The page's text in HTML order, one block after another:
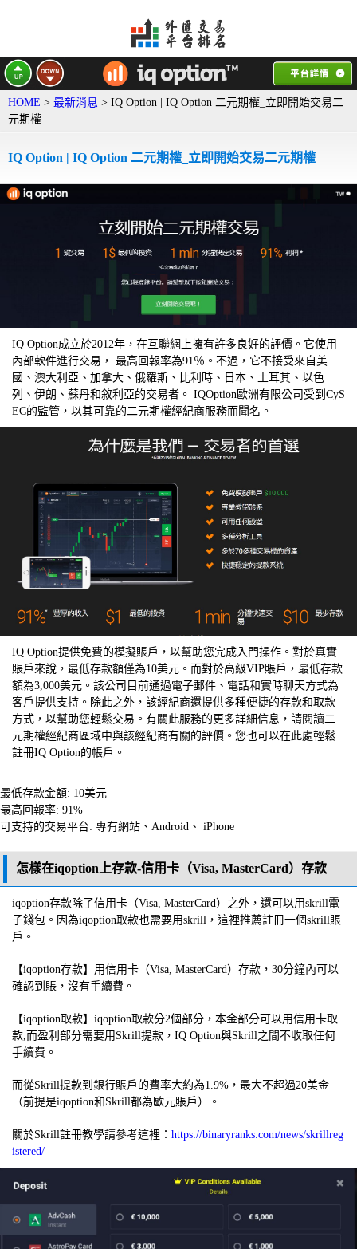
HOME > 最新消息 > IQ Option | IQ Option 二元期權_立即開始交易二
元期權
IQ Option | IQ Option 二元期權_立即開始交易二元期權
IQ Option成立於2012年，在互聯網上擁有許多良好的評價。它使用
內部軟件進行交易， 最高回報率為91％。不過，它不接受來自美
國、澳大利亞、加拿大、俄羅斯、比利時、日本、土耳其、以色
列、伊朗、蘇丹和敘利亞的交易者。 IQOption歐洲有限公司受到CyS
EC的監管，以其可靠的二元期權經紀商服務而聞名。
IQ Option提供免費的模擬賬戶，以幫助您完成入門操作。對於真實
賬戶來說，最低存款額僅為10美元。而對於高級VIP賬戶，最低存款
額為3,000美元。該公司目前通過電子郵件、電話和實時聊天方式為
客戶提供支持。除此之外，該經紀商還提供多種便捷的存款和取款
方式，以幫助您輕鬆交易。有關此服務的更多詳細信息，請閱讀二
元期權經紀商區域中與該經紀商有關的評價。您也可以在此處輕鬆
註冊IQ Option的帳戶。
最低存款金額: 10美元
最高回報率: 91%
可支持的交易平台: 專有網站、Android、 iPhone
怎樣在iqoption上存款-信用卡（Visa, MasterCard）存款
iqoption存款除了信用卡（Visa, MasterCard）之外，還可以用skrill電
子錢包。因為iqoption取款也需要用skrill，這裡推薦註冊一個skrill賬
戶。
【iqoption存款】用信用卡（Visa, MasterCard）存款，30分鐘內可以
確認到賬，沒有手續費。
【iqoption取款】iqoption取款分2個部分，本金部分可以用信用卡取
款,而盈利部分需要用Skrill提款，IQ Option與Skrill之間不收取任何
手續費。
而從Skrill提款到銀行賬戶的費率大約為1.9%，最大不超過20美金
（前提是iqoption和Skrill都為歐元賬戶）。
關於Skrill註冊教學請參考這裡： https://binaryranks.com/news/skrillreg
istered/